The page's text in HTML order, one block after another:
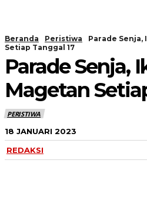
Beranda Peristiwa
Parade Senja,
Setiap Tanggal 17
Parade Senja,
Magetan
PERISTIWA
18 JANUARI 2023
REDAKSI